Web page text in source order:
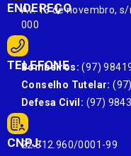
ENDEREÇO
Av. 13 de novembro,
000
TELEFONE
Bombeiros: (97)
Conselho Tutelar:
Defesa Civil: (97)
CNPJ:
22.812.960/0001-99